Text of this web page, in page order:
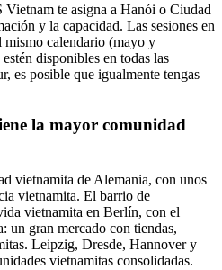
te asigna a Hanói o Ciudad
y la capacidad. Las sesiones en
calendario (mayo y
disponibles en todas las
es posible que igualmente tengas
la mayor comunidad
vietnamita de Alemania, con unos
vietnamita. El barrio de
vietnamita en Berlín, con el
un gran mercado con tiendas,
Leipzig, Dresde, Hannover y
vietnamitas consolidadas.